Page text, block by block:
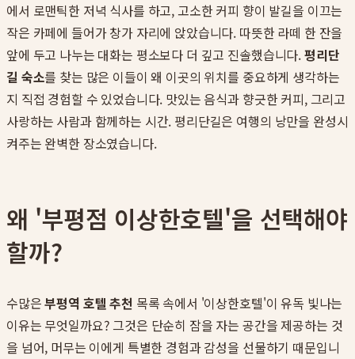
에서 로맨틱한 저녁 식사를 하고, 고소한 커피 향이 발길을 이끄는
작은 카페에 들어가 창가 자리에 앉았습니다. 따뜻한 라떼 한 잔을
앞에 두고 나누는 대화는 평소보다 더 깊고 진솔했습니다.평리단
길 숙소를 찾는 많은 이들이 왜 이곳의 위치를 중요하게 생각하는
지 직접 경험할 수 있었습니다. 맛있는 음식과 향긋한 커피, 그리고
사랑하는 사람과 함께하는 시간. 평리단길은 여행의 낭만을 완성시
켜주는 완벽한 장소였습니다.
왜 '부평점 이상한호텔'을 선택해야
할까?
수많은부평역 호텔 추천 목록 속에서 '이상한호텔'이 유독 빛나는
이유는 무엇일까요? 그것은 단순히 잠을 자는 공간을 제공하는 것
을 넘어, 머무는 이에게 특별한 경험과 감성을 선물하기 때문입니